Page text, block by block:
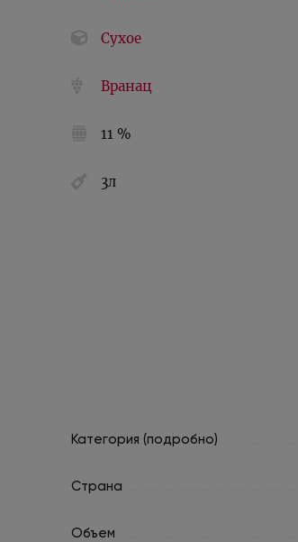
Сухое
Вранац
11 %
3л
Категория (подробно)
Страна
Объем